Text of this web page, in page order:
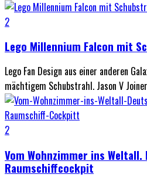
2
Lego Millennium Falcon mit
Lego Fan Design aus einer anderen
mächtigem Schubstrahl. Jason V
2
Vom Wohnzimmer ins
Raumschiffcockpit